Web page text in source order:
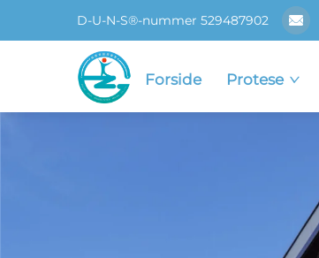
D-U-N-S®-nummer 529487902
Forside Protese